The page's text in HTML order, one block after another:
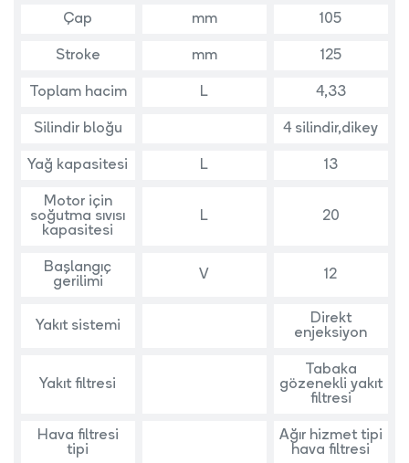
Çap mm 105
Stroke mm 125
Toplam hacim L 4,33
Silindir bloğu 4 silindir,dikey
Yağ kapasitesi L 13
Motor için
soğutma sıvısı
kapasitesi
L 20
Başlangıç
gerilimi
V 12
Yakıt sistemi
Direkt
enjeksiyon
Yakıt filtresi
Tabaka
gözenekli yakıt
filtresi
Hava filtresi
tipi
Ağır hizmet tipi
hava filtresi